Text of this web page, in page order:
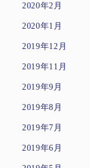
2020年2月
2020年1月
2019年12月
2019年11月
2019年9月
2019年8月
2019年7月
2019年6月